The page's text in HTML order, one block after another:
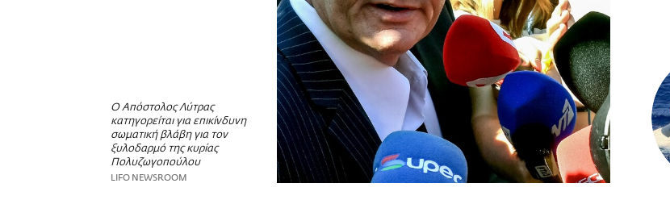
Ο Απόστολος Λύτρας
κατηγορείται για επικίνδυνη
σωματική βλάβη για τον
ξυλοδαρμό της κυρίας
Πολυζωγοπούλου
LIFO NEWSROOM